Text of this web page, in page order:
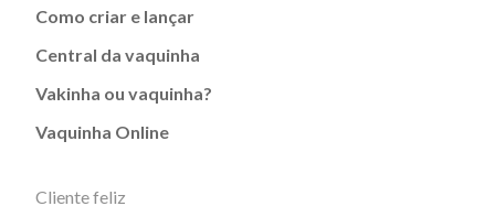
Como criar e lançar
Central da vaquinha
Vakinha ou vaquinha?
Vaquinha Online
Cliente feliz